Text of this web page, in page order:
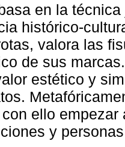
en la
histórico-
valora las
de sus
estético y
ello
y